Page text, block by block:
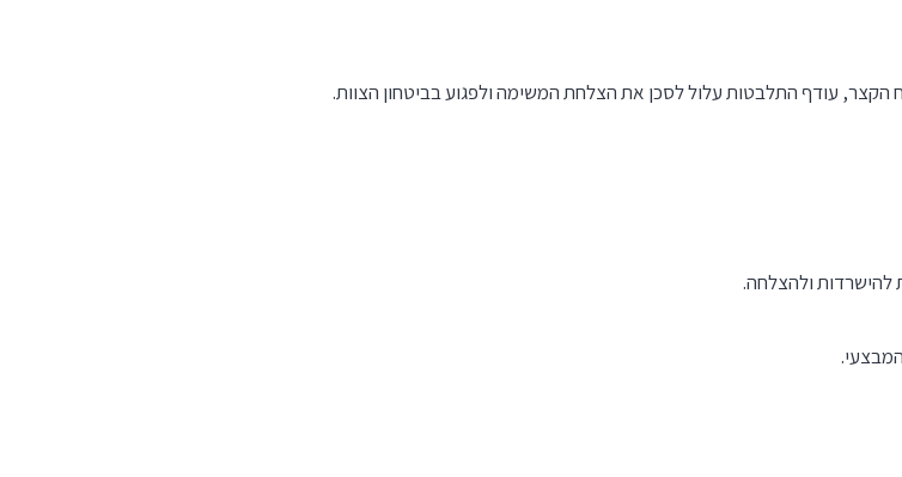
הקצר, עודף התלבטות עלול לסכן את הצלחת המשימה ולפגוע בביטחון הצוות.
להישרדות ולהצלחה.